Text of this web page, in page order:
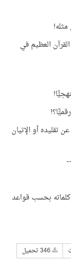
العظيم في
تقليده أو الإتيان
بحسب قواعد